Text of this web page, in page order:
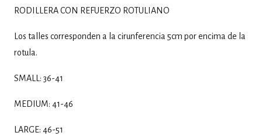
RODILLERA CON REFUERZO ROTULIANO
Los talles corresponden a la cirunferencia 5cm por encima de la
rotula.
SMALL: 36-41
MEDIUM: 41-46
LARGE: 46-51